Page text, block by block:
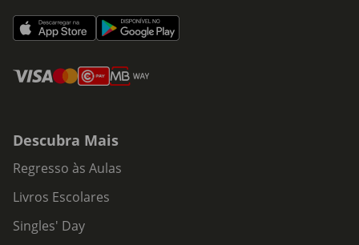
Descubra Mais
Regresso às Aulas
Livros Escolares
Singles' Day